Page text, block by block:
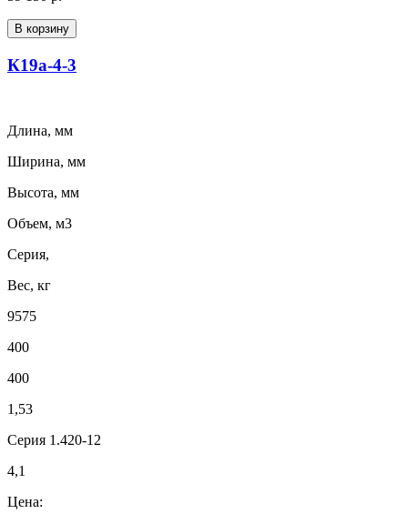
В корзину
К19а-4-3
Длина, мм
Ширина, мм
Высота, мм
Объем, м3
Серия,
Вес, кг
9575
400
400
1,53
Серия 1.420-12
4,1
Цена: